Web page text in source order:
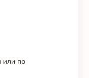
или по